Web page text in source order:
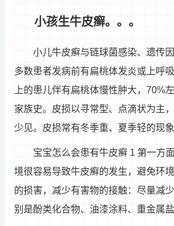
小孩生牛皮癣。。。
小儿牛皮癣与链球菌感染、遗传
多数患者发病前有扁桃体发炎或上呼
上的患儿伴有扁桃体慢性肿大，70%
家族史。皮损以寻常型、点滴状为主
少见。皮损常有冬季重、夏季轻的现象
宝宝怎么会患有牛皮癣 1 第一方
境很容易导致牛皮癣的发生，避免环
的损害，减少有害物的接触：尽量减
别是酚类化合物、油漆涂料、重金属